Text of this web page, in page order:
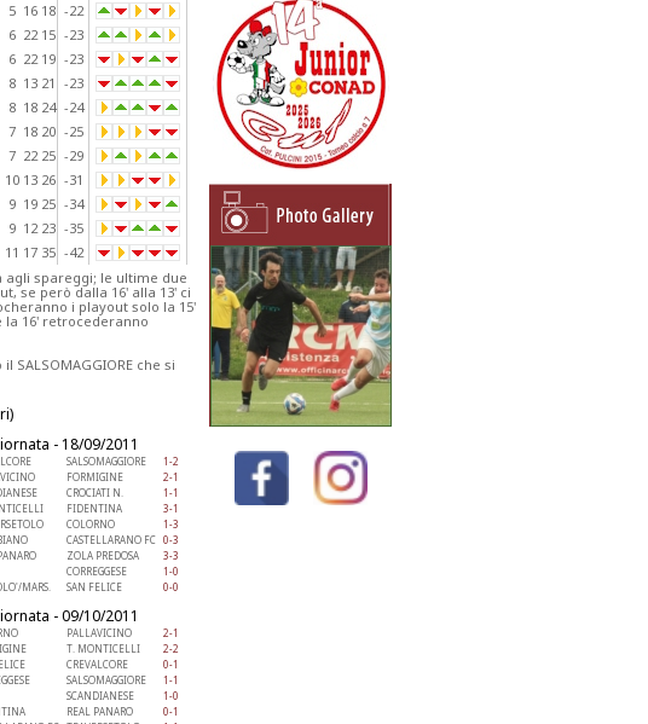
5 16 18 -22
6 22 15 -23
6 22 19 -23
8 13 21 -23
8 18 24 -24
7 18 20 -25
7 22 25 -29
10 13 26 -31
9 19 25 -34
9 12 23 -35
11 17 35 -42
agli spareggi; le ultime due
se però dalla 16' alla 13' ci
i playout solo la 15'
la 16' retrocederanno
SALSOMAGGIORE che si
- 18/09/2011
SALSOMAGGIORE
1-2
FORMIGINE
2-1
CROCIATI N.
1-1
FIDENTINA
3-1
COLORNO
1-3
CASTELLARANO FC 0-3
ZOLA PREDOSA
3-3
CORREGGESE
1-0
MARS.
SAN FELICE 0-0
- 09/10/2011
PALLAVICINO
2-1
T. MONTICELLI
2-2
CREVALCORE
0-1
SALSOMAGGIORE
1-1
SCANDIANESE
1-0
REAL PANARO
0-1